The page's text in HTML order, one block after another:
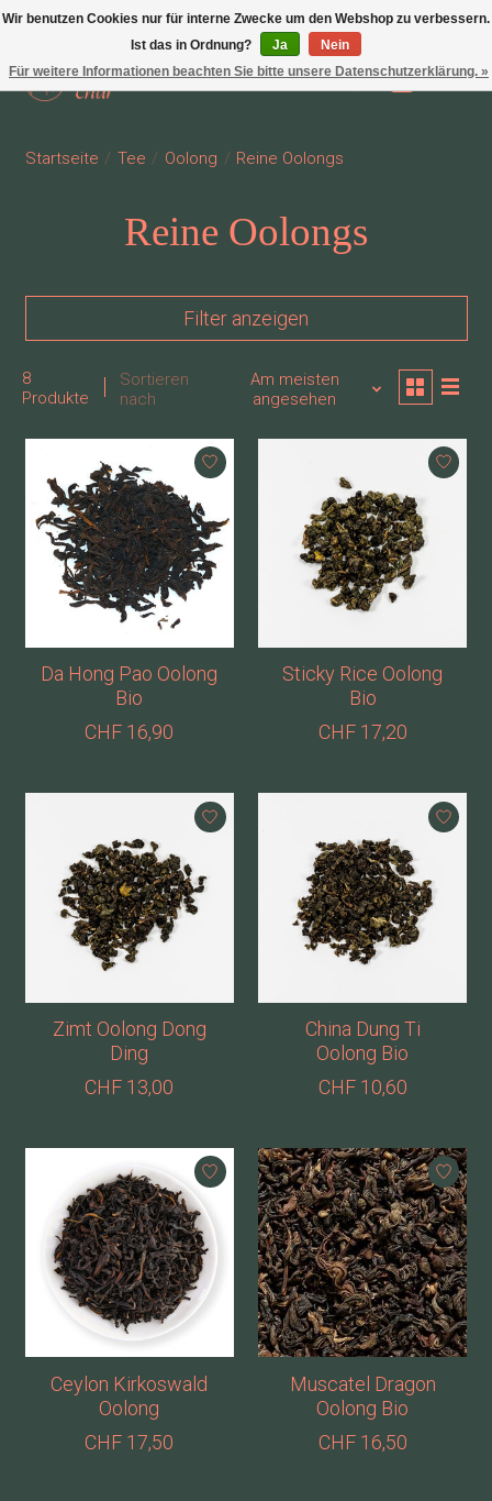
Wunschzettel
Ihr
Startseite / Tee / Oolong / Reine Oolongs
Reine Oolongs
Filter anzeigen
8
Produkte
Sortieren
nach
Am meisten
angesehen
Da Hong Pao Oolong
Bio
CHF 16,90
Sticky Rice Oolong
Bio
CHF 17,20
Zimt Oolong Dong
Ding
CHF 13,00
China Dung Ti
Oolong Bio
CHF 10,60
Ceylon Kirkoswald
Oolong
CHF 17,50
Muscatel Dragon
Oolong Bio
CHF 16,50
Wir benutzen Cookies nur für interne Zwecke um den Webshop zu verbessern.
Ist das in Ordnung?
Ja
Nein
Für weitere Informationen beachten Sie bitte unsere Datenschutzerklärung. »